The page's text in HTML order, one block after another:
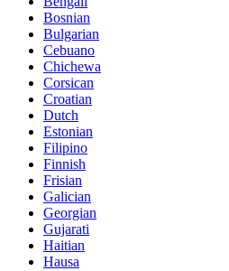
Bosnian
Bulgarian
Cebuano
Chichewa
Corsican
Croatian
Dutch
Estonian
Filipino
Finnish
Frisian
Galician
Georgian
Gujarati
Haitian
Hausa